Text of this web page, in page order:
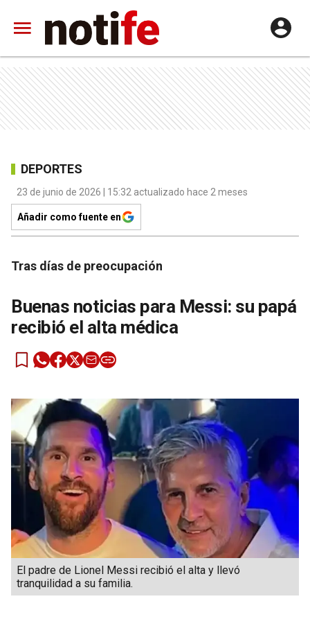
DEPORTES
23 de junio de 2026 | 15:32 actualizado hace 2 meses
Añadir como fuente en
Tras días de preocupación
Buenas noticias para Messi: su papá
recibió el alta médica
El padre de Lionel Messi recibió el alta y llevó
tranquilidad a su familia.